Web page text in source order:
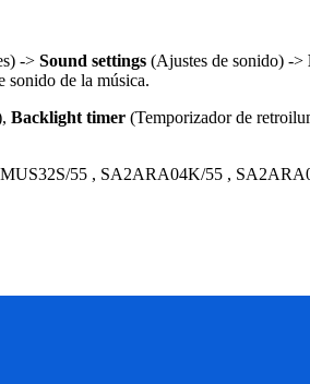
-> Sound settings (Ajustes de sonido) ->
sonido de la música.
Backlight timer (Temporizador de
55 , SA2ARA04K/55 ,